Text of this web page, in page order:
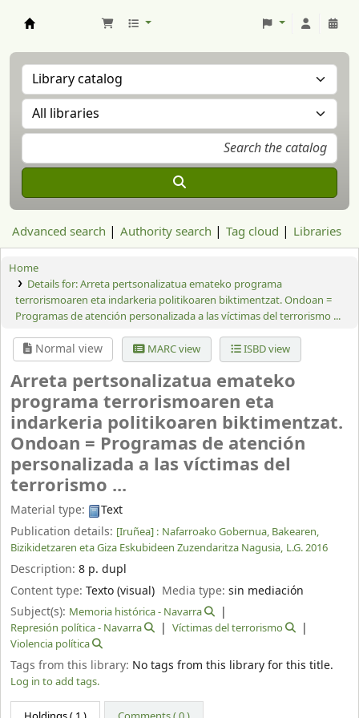
Advanced search Authority search Tag cloud Libraries
Home
Details for:Arreta pertsonalizatua emateko programa
terrorismoaren eta indarkeria politikoaren biktimentzat. Ondoan =
Programas de atención personalizada a las víctimas del terrorismo ...
Normal view MARC view ISBD view
Arreta pertsonalizatua emateko
programa terrorismoaren eta
indarkeria politikoaren biktimentzat.
Ondoan = Programas de atención
personalizada a las víctimas del
terrorismo ...
Material type:
Text
Publication details: [Iruñea] : Nafarroako Gobernua, Bakearen,
Bizikidetzaren eta Giza Eskubideen Zuzendaritza Nagusia, L.G. 2016
Description: 8 p. dupl
Content type: Texto (visual) Media type:sin mediación
Subject(s): Memoria histórica - Navarra
Represión política - Navarra
Víctimas del terrorismo
Violencia política
Tags from this library: No tags from this library for this title.
Log in to add tags.